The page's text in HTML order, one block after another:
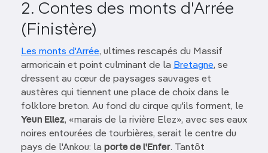
2. Contes des monts d'Arrée
(Finistère)
Les monts d'Arrée, ultimes rescapés du Massif
armoricain et point culminant de la Bretagne, se
dressent au cœur de paysages sauvages et
austères qui tiennent une place de choix dans le
folklore breton. Au fond du cirque qu'ils forment, le
Yeun Ellez, «marais de la rivière Elez», avec ses eaux
noires entourées de tourbières, serait le centre du
pays de l'Ankou: la porte de l'Enfer. Tantôt